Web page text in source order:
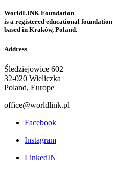
WorldLINK Foundation
is a registered educational foundation
based in Kraków, Poland.
Address
Śledziejowice 602
32-020 Wieliczka
Poland, Europe
office@worldlink.pl
Facebook
Instagram
LinkedIN